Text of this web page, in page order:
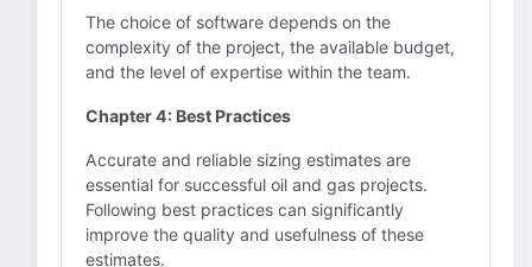
The choice of software depends on the
complexity of the project, the available budget,
and the level of expertise within the team.
Chapter 4: Best Practices
Accurate and reliable sizing estimates are
essential for successful oil and gas projects.
Following best practices can significantly
improve the quality and usefulness of these
estimates.